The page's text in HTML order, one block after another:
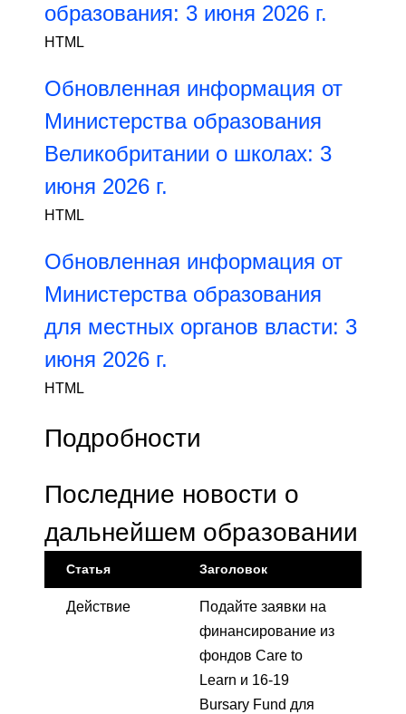
образования: 3 июня 2026 г.
HTML
Обновленная информация от
Министерства образования
Великобритании о школах: 3
июня 2026 г.
HTML
Обновленная информация от
Министерства образования
для местных органов власти: 3
июня 2026 г.
HTML
Подробности
Последние новости о
дальнейшем образовании
Статья Заголовок
Действие
Подайте заявки на
финансирование из
фондов Care to
Learn и 16-19
Bursary Fund для